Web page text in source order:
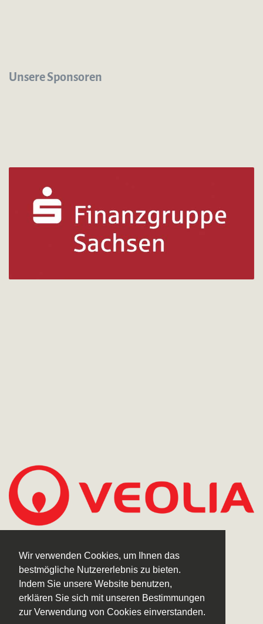
Wir verwenden Cookies, um Ihnen das
bestmögliche Nutzererlebnis zu bieten.
Indem Sie unsere Website benutzen,
erklären Sie sich mit unseren Bestimmungen
zur Verwendung von Cookies einverstanden.
Unsere Sponsoren